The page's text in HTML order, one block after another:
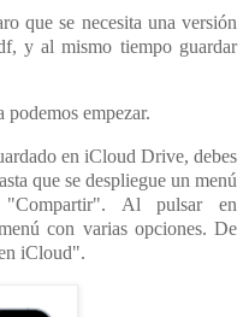
que se necesita una versión
y al mismo tiempo guardar
podemos empezar.
en iCloud Drive, debes
que se despliegue un menú
Al pulsar en
con varias opciones. De
iCloud".